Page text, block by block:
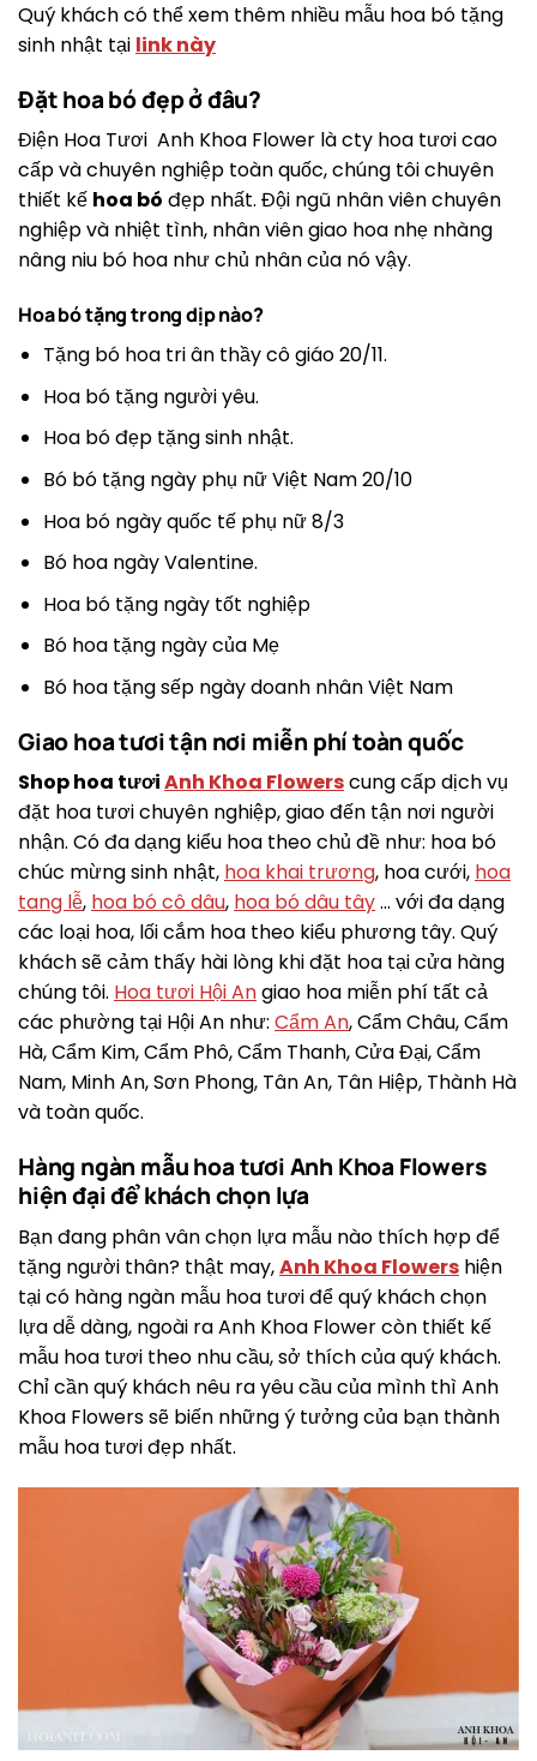
Quý khách có thể xem thêm nhiều mẫu hoa bó tặng
sinh nhật tại link này
Đặt hoa bó đẹp ở đâu?
Điện Hoa Tươi Anh Khoa Flower là cty hoa tươi cao
cấp và chuyên nghiệp toàn quốc, chúng tôi chuyên
thiết kế hoa bó đẹp nhất. Đội ngũ nhân viên chuyên
nghiệp và nhiệt tình, nhân viên giao hoa nhẹ nhàng
nâng niu bó hoa như chủ nhân của nó vậy.
Hoa bó tặng trong dịp nào?
Tặng bó hoa tri ân thầy cô giáo 20/11.
Hoa bó tặng người yêu.
Hoa bó đẹp tặng sinh nhật.
Bó bó tặng ngày phụ nữ Việt Nam 20/10
Hoa bó ngày quốc tế phụ nữ 8/3
Bó hoa ngày Valentine.
Hoa bó tặng ngày tốt nghiệp
Bó hoa tặng ngày của Mẹ
Bó hoa tặng sếp ngày doanh nhân Việt Nam
Giao hoa tươi tận nơi miễn phí toàn quốc
Shop hoa tươiAnh Khoa Flowerscung cấp dịch vụ
đặt hoa tươi chuyên nghiệp, giao đến tận nơi người
nhận. Có đa dạng kiểu hoa theo chủ đề như: hoa bó
chúc mừng sinh nhật, hoa khai trương, hoa cưới, hoa
tang lễ, hoa bó cô dâu, hoa bó dâu tây… với đa dạng
các loại hoa, lối cắm hoa theo kiểu phương tây. Quý
khách sẽ cảm thấy hài lòng khi đặt hoa tại cửa hàng
chúng tôi. Hoa tươi Hội Angiao hoa miễn phí tất cả
các phường tại Hội An như: Cẩm An, Cẩm Châu, Cẩm
Hà, Cẩm Kim, Cẩm Phô, Cẩm Thanh, Cửa Đại, Cẩm
Nam, Minh An, Sơn Phong, Tân An, Tân Hiệp, Thành Hà
và toàn quốc.
Hàng ngàn mẫu hoa tươi Anh Khoa Flowers
hiện đại để khách chọn lựa
Bạn đang phân vân chọn lựa mẫu nào thích hợp để
tặng người thân? thật may,Anh Khoa Flowers hiện
tại có hàng ngàn mẫu hoa tươi để quý khách chọn
lựa dễ dàng, ngoài ra Anh Khoa Flower còn thiết kế
mẫu hoa tươi theo nhu cầu, sở thích của quý khách.
Chỉ cần quý khách nêu ra yêu cầu của mình thì Anh
Khoa Flowers sẽ biến những ý tưởng của bạn thành
mẫu hoa tươi đẹp nhất.